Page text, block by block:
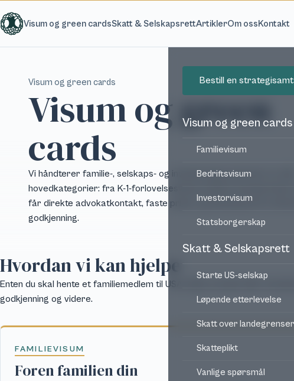
Visum og green cardsSkatt & SelskapsrettArtiklerOm ossKontakt
Bestill en
Visum og green cards
Familievisum
Bedriftsvisum
Investorvisum
Statsborgerskap
Skatt & Selskapsrett
Starte US-selskap
Løpende etterlevelse
Skatt over landegrenser
Skatteplikt
Vanlige spørsmål
Visum og green cards
Visum og green
cards
Vi håndterer familie-, selskaps- og investorvisum på tvers av alle
hovedkategorier: fra K-1-forlovelsesvisum til EB-5-
får direkte advokatkontakt, faste priser og full bistand fra
godkjenning.
Hvordan vi kan hjelpe
Enten du skal hente et familiemedlem til USA, flytte ansatte eller
godkjenning og videre.
FAMILIEVISUM
Foren familien din